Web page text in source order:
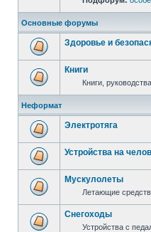
Основные форумы
Здоровье и
Книги
Книги,
Неформат
Электротяга
Устройства на
Мускулолеты
Летающие
Снегоходы
Устройства с